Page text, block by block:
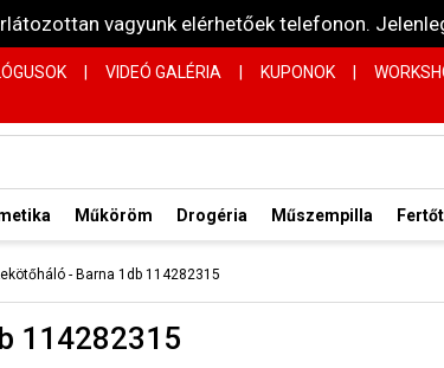
vagyunk elérhetőek telefonon.
VIDEÓ GALÉRIA KUPONOK
Műköröm Drogéria Műszempilla
- Barna 1db 114282315
114282315